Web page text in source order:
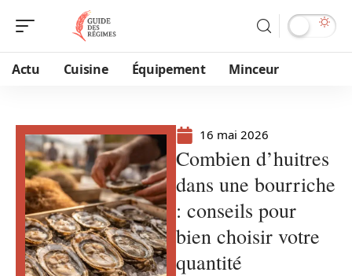
Actu Cuisine Équipement Minceur
16 mai 2026
Combien d’huitres
dans une bourriche
: conseils pour
bien choisir votre
quantité